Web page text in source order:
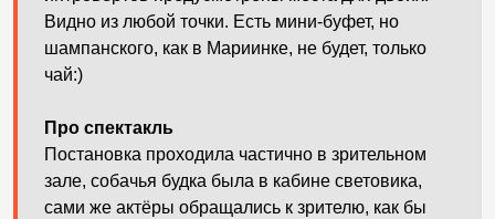
Видно из любой точки. Есть мини-буфет, но
шампанского, как в Мариинке, не будет, только
чай:)
Про спектакль
Постановка проходила частично в зрительном
зале, собачья будка была в кабине световика,
сами же актёры обращались к зрителю, как бы